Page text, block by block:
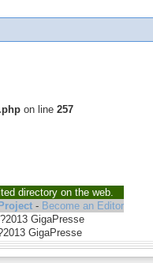
on line257
directory on the web.
- Become an Editor
GigaPresse
GigaPresse